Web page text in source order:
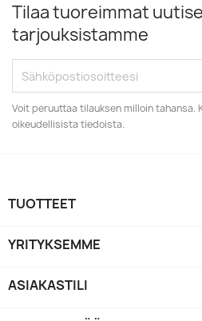
Tilaa tuoreimmat
tarjouksistamme
Voit peruuttaa tilauksen milloin
oikeudellisista tiedoista.
TUOTTEET
YRITYKSEMME
ASIAKASTILI